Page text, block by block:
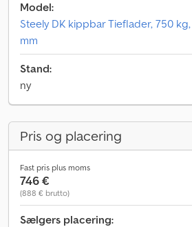
Model:
Steely DK kippbar Tieflader, 750
mm
Stand:
ny
Pris og placering
Fast pris plus moms
746 €
(888 € brutto)
Sælgers placering: